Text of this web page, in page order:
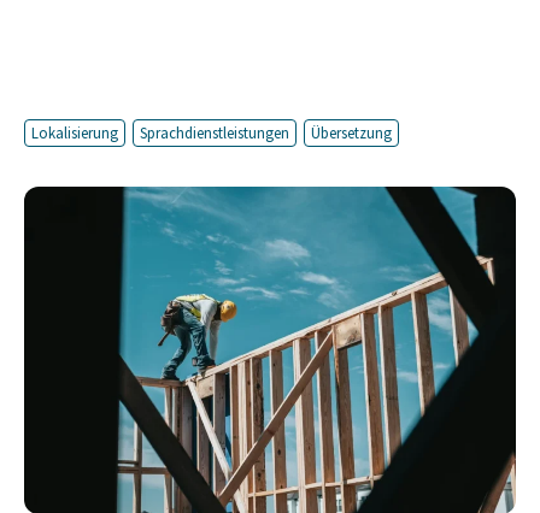
Lokalisierung Sprachdienstleistungen Übersetzung